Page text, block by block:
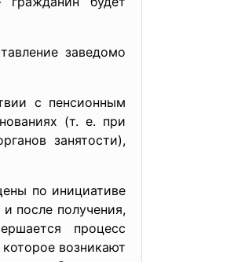
заведомо
с пенсионным
(т. е. при
занятости),
по инициативе
после получения,
процесс
возникают